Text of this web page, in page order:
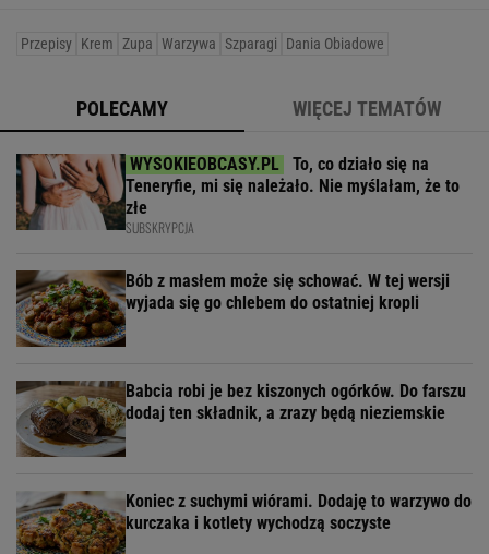
Przepisy Krem Zupa Warzywa Szparagi Dania Obiadowe
POLECAMY WIĘCEJ TEMATÓW
To, co działo się na
Teneryfie, mi się należało. Nie myślałam, że to
złe
SUBSKRYPCJA
Bób z masłem może się schować. W tej wersji
wyjada się go chlebem do ostatniej kropli
Babcia robi je bez kiszonych ogórków. Do farszu
dodaj ten składnik, a zrazy będą nieziemskie
Koniec z suchymi wiórami. Dodaję to warzywo do
kurczaka i kotlety wychodzą soczyste